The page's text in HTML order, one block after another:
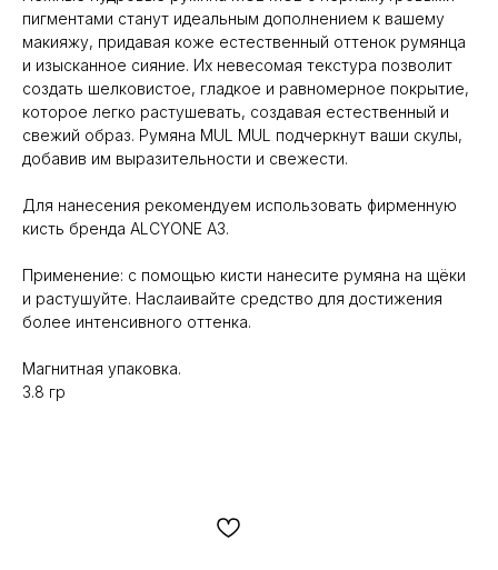
пигментами станут идеальным дополнением к вашему
макияжу, придавая коже естественный оттенок румянца
и изысканное сияние. Их невесомая текстура позволит
создать шелковистое, гладкое и равномерное покрытие,
которое легко растушевать, создавая естественный и
свежий образ. Румяна MUL MUL подчеркнут ваши скулы,
добавив им выразительности и свежести.
Для нанесения рекомендуем использовать фирменную
кисть бренда ALCYONE А3.
Применение: с помощью кисти нанесите румяна на щёки
и растушуйте. Наслаивайте средство для достижения
более интенсивного оттенка.
Магнитная упаковка.
3.8 гр